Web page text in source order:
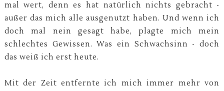
mal wert, denn es hat natürlich nichts gebracht -
außer das mich alle ausgenutzt haben. Und wenn ich
doch mal nein gesagt habe, plagte mich mein
schlechtes Gewissen. Was ein Schwachsinn - doch
das weiß ich erst heute.
Mit der Zeit entfernte ich mich immer mehr von